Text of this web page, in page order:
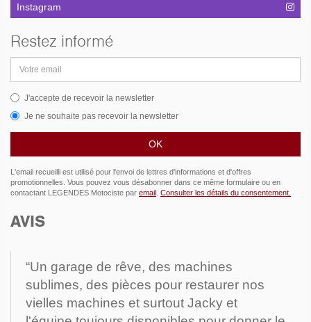
Instagram
Restez informé
email
J'accepte de recevoir la newsletter
Je ne souhaite pas recevoir la newsletter
L'email recueilli est utilisé pour l'envoi de lettres d'informations et d'offres
promotionnelles. Vous pouvez vous désabonner dans ce même formulaire ou en
contactant LEGENDES Motociste par email . Consulter les détails du consentement.
AVIS
“Un garage de rêve, des machines
sublimes, des pièces pour restaurer nos
vielles machines et surtout Jacky et